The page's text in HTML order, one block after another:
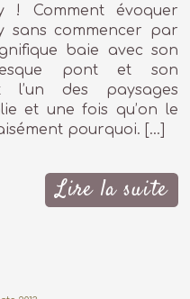
! Comment évoquer
sans commencer par
baie avec son
pont et son
l’un des paysages
et une fois qu’on le
pourquoi. […]
Lire la suite